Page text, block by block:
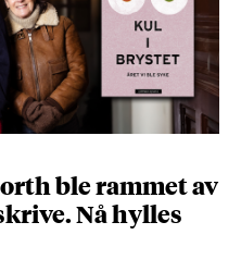
ble rammet av
Nå hylles